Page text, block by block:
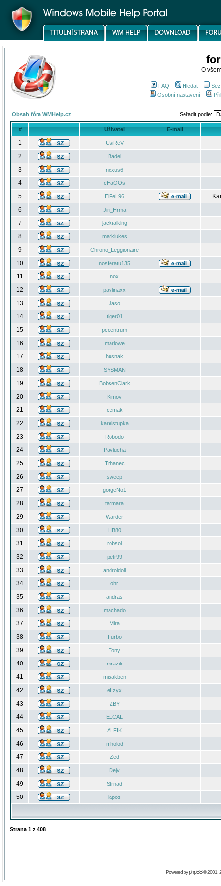
O
FAQ Hledat
Osobní nastavení
Obsah fóra WMHelp.cz Seřadit podle:
# Uživatel E-mail
1 UsiReV
2 Badel
3 nexus6
4 cHaOOs
5 EiFeL96
6
Jiri_Hrma
7 jacktalking
8 marklukes
9 Chrono_Leggionaire
10 nosferatu135
11 nox
12 pavlinaxx
13 Jaso
14 tiger01
15 pccentrum
16 marlowe
17 husnak
18 SYSMAN
19 BobsenClark
20 Kimov
21 cemak
22 karelstupka
23 Robodo
24 Pavlucha
25 Trhanec
26 sweep
27 gorgeNo1
28 tarmara
29 Warder
30 HB80
31 robsol
32 petr99
33 androidoll
34 ohr
35 andras
36 machado
37 Mira
38 Furbo
39 Tony
40 mrazik
41 misakben
42 eLzyx
43 ZBY
44 ELCAL
45 ALFIK
46 mholod
47 Zed
48 Dejv
49 Strnad
50 lapos
Strana 1 z 408
Powered byphpBB© 2001,